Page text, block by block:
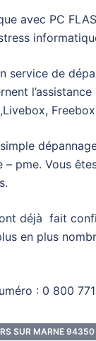
avec PC
service de
pme. Vous
déjà fait
en plus
: 0 800
SUR MARNE 94350